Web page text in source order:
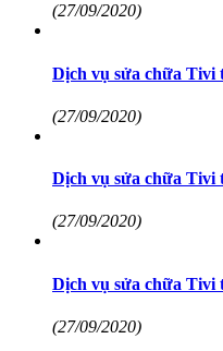
(27/09/2020)
Dịch vụ sửa chữa Tivi
(27/09/2020)
Dịch vụ sửa chữa
(27/09/2020)
Dịch vụ sửa chữa Tivi
(27/09/2020)